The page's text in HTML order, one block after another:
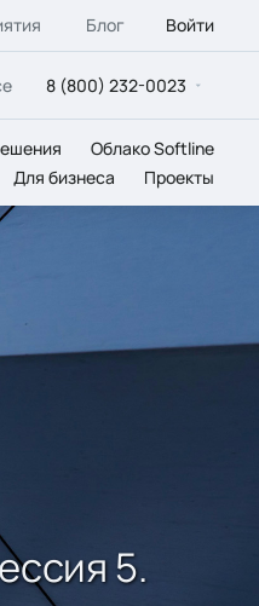
Блог Войти
8 (800) 232-0023
Облако Softline
Для бизнеса Проекты
5.